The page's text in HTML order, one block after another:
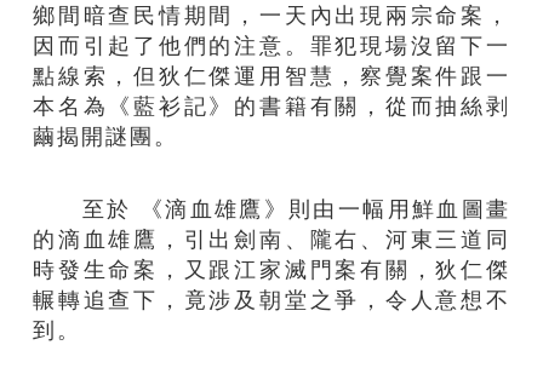
鄉間暗查民情期間，一天內出現兩宗命案，
因而引起了他們的注意。罪犯現場沒留下一
點線索，但狄仁傑運用智慧，察覺案件跟一
本名為《藍衫記》的書籍有關，從而抽絲剥
繭揭開謎團。
至於 《滴血雄鷹》則由一幅用鮮血圖畫
的滴血雄鷹，引出劍南、隴右、河東三道同
時發生命案，又跟江家滅門案有關，狄仁傑
輾轉追查下，竟涉及朝堂之爭，令人意想不
到。